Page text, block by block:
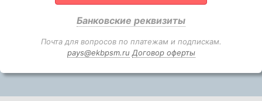
Банковские реквизиты
Почта для вопросов по платежам и подпискам.
pays@ekbpsm.ru Договор оферты